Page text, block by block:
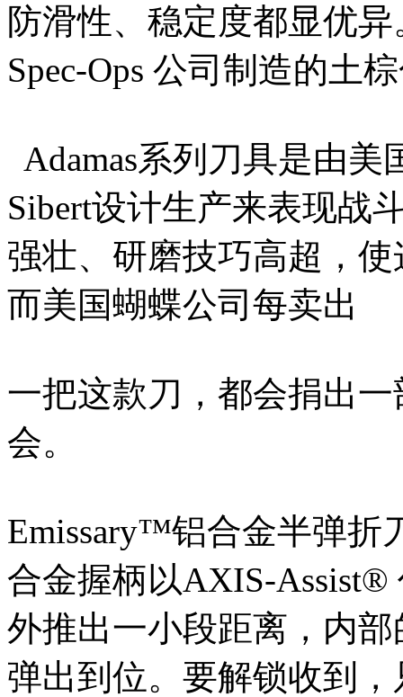
防滑性、稳定度都显优
Spec-Ops 公司制造的土
Adamas系列刀具是由美
Sibert设计生产来表现战
强壮、研磨技巧高超，
而美国蝴蝶公司每卖出
一把这款刀，都会捐出
会。
Emissary™铝合金半弹折
合金握柄以AXIS-
外推出一小段距离，内
弹出到位。要解锁收到